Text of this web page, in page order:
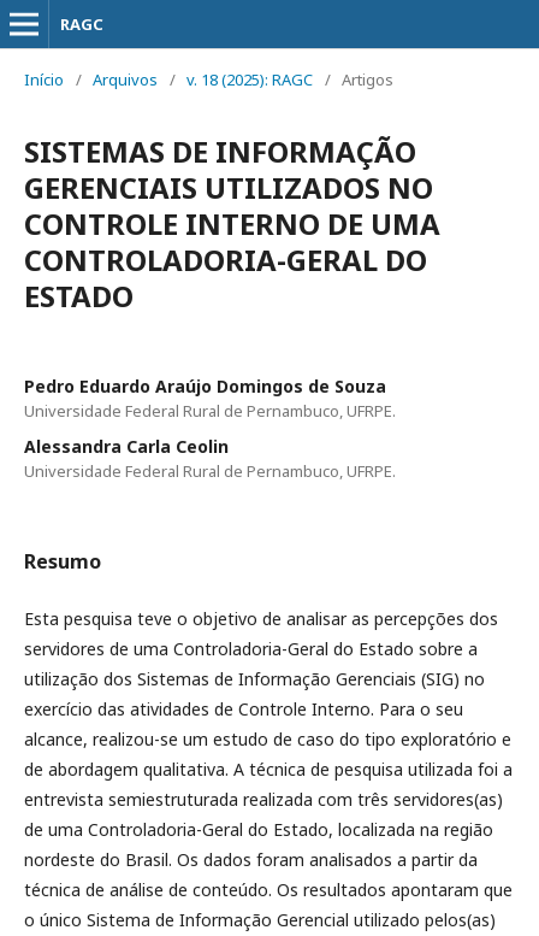
RAGC
Início / Arquivos / v. 18 (2025): RAGC / Artigos
SISTEMAS DE INFORMAÇÃO
GERENCIAIS UTILIZADOS NO
CONTROLE INTERNO DE UMA
CONTROLADORIA-GERAL DO
ESTADO
Pedro Eduardo Araújo Domingos de Souza
Universidade Federal Rural de Pernambuco, UFRPE.
Alessandra Carla Ceolin
Universidade Federal Rural de Pernambuco, UFRPE.
Resumo
Esta pesquisa teve o objetivo de analisar as percepções dos
servidores de uma Controladoria-Geral do Estado sobre a
utilização dos Sistemas de Informação Gerenciais (SIG) no
exercício das atividades de Controle Interno. Para o seu
alcance, realizou-se um estudo de caso do tipo exploratório e
de abordagem qualitativa. A técnica de pesquisa utilizada foi a
entrevista semiestruturada realizada com três servidores(as)
de uma Controladoria-Geral do Estado, localizada na região
nordeste do Brasil. Os dados foram analisados a partir da
técnica de análise de conteúdo. Os resultados apontaram que
o único Sistema de Informação Gerencial utilizado pelos(as)